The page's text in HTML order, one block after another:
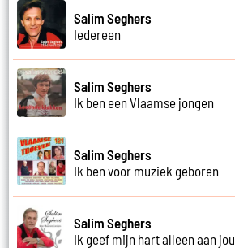
Salim Seghers
Iedereen
Salim Seghers
Ik ben een Vlaamse jongen
Salim Seghers
Ik ben voor muziek geboren
Salim Seghers
Ik geef mijn hart alleen aan jou